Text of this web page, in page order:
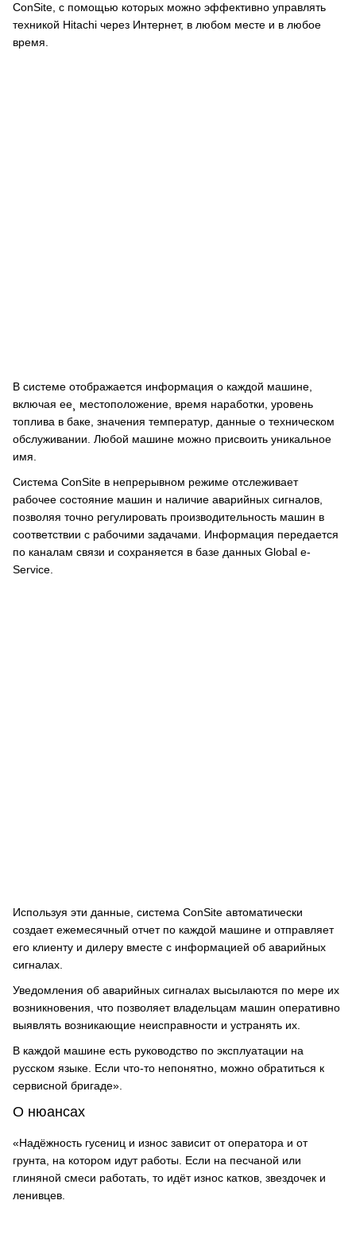
ConSite, с помощью которых можно эффективно управлять
техникой Hitachi через Интернет, в любом месте и в любое
время.
В системе отображается информация о каждой машине,
включая ее¸ местоположение, время наработки, уровень
топлива в баке, значения температур, данные о техническом
обслуживании. Любой машине можно присвоить уникальное
имя.
Система ConSite в непрерывном режиме отслеживает
рабочее состояние машин и наличие аварийных сигналов,
позволяя точно регулировать производительность машин в
соответствии с рабочими задачами. Информация передается
по каналам связи и сохраняется в базе данных Global e-
Service.
Используя эти данные, система ConSite автоматически
создает ежемесячный отчет по каждой машине и отправляет
его клиенту и дилеру вместе с информацией об аварийных
сигналах.
Уведомления об аварийных сигналах высылаются по мере их
возникновения, что позволяет владельцам машин оперативно
выявлять возникающие неисправности и устранять их.
В каждой машине есть руководство по эксплуатации на
русском языке. Если что-то непонятно, можно обратиться к
сервисной бригаде».
О нюансах
«Надёжность гусениц и износ зависит от оператора и от
грунта, на котором идут работы. Если на песчаной или
глиняной смеси работать, то идёт износ катков, звездочек и
ленивцев.